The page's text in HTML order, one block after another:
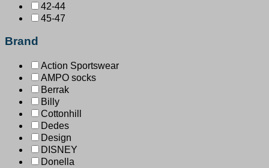
42-44
45-47
Brand
Action Sportswear
AMPO socks
Berrak
Billy
Cottonhill
Dedes
Design
DISNEY
Donella